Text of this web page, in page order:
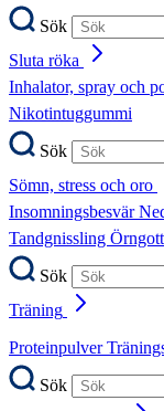
Sök
Sluta röka
Inhalator, spray och
Nikotintuggummi
Sök
Sömn, stress och oro
Insomningsbesvär
Tandgnissling Örngott
Sök
Träning
Proteinpulver
Sök